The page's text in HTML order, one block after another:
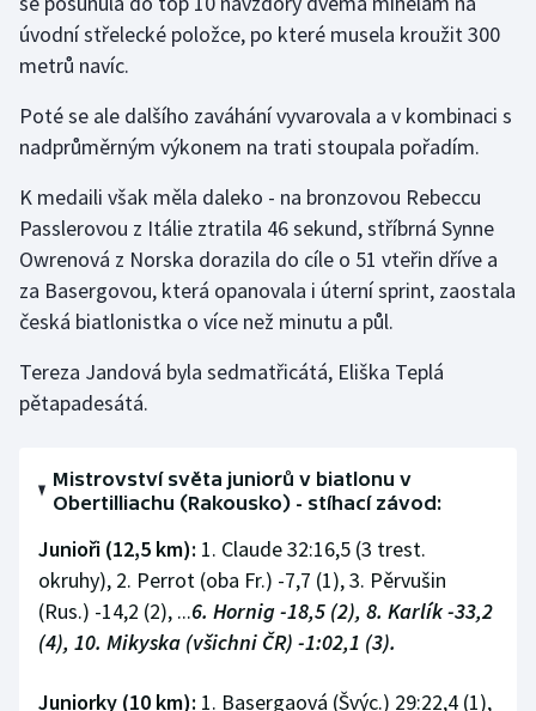
Stolní tenis
Triatlon
Veslování
Vodní slalom
Volejbal
Ostatní
úvodní střelecké položce, po které musela kroužit 300
metrů navíc.
Poté se ale dalšího zaváhání vyvarovala a v kombinaci s
nadprůměrným výkonem na trati stoupala pořadím.
K medaili však měla daleko - na bronzovou Rebeccu
Passlerovou z Itálie ztratila 46 sekund, stříbrná Synne
Owrenová z Norska dorazila do cíle o 51 vteřin dříve a
za Basergovou, která opanovala i úterní sprint, zaostala
česká biatlonistka o více než minutu a půl.
Tereza Jandová byla sedmatřicátá, Eliška Teplá
pětapadesátá.
Mistrovství světa juniorů v biatlonu v
Obertilliachu (Rakousko) - stíhací závod:
Junioři (12,5 km): 1. Claude 32:16,5 (3 trest.
okruhy), 2. Perrot (oba Fr.) -7,7 (1), 3. Pěrvušin
(Rus.) -14,2 (2), ...6. Hornig -18,5 (2), 8. Karlík -33,2
(4), 10. Mikyska (všichni ČR) -1:02,1 (3).
Juniorky (10 km): 1. Basergaová (Švýc.) 29:22,4 (1),